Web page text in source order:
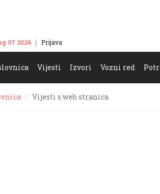
07 2026 Prijava
Vijesti Izvori Vozni red
Vijesti s web stranica